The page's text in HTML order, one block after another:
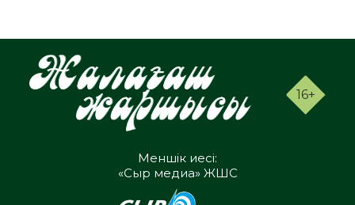
16+
Меншік иесі:
«Сыр медиа» ЖШС